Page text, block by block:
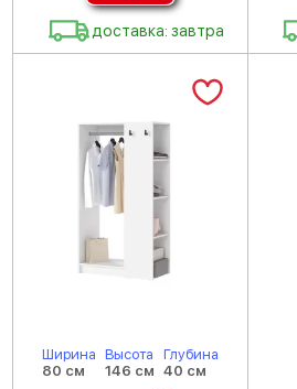
доставка: завтра
Ширина
80 см
Высота
146 см
Глубина
40 см